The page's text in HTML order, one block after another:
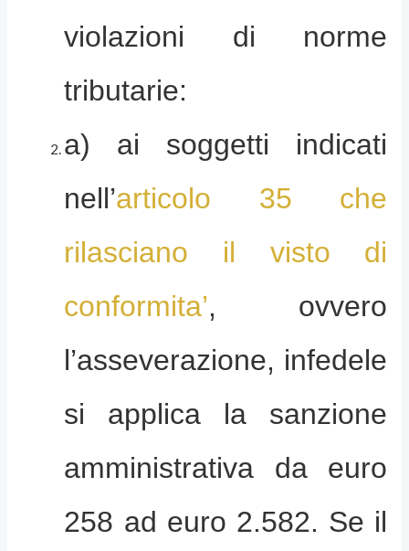
violazioni di norme
tributarie:
a) ai soggetti indicati
nell’articolo 35 che
rilasciano il visto di
conformita’, ovvero
l’asseverazione, infedele
si applica la sanzione
amministrativa da euro
258 ad euro 2.582. Se il